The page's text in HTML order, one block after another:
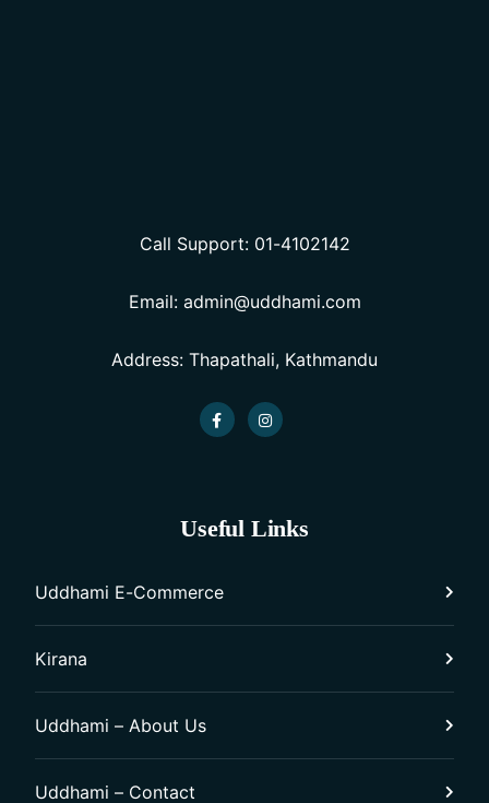
Call Support: 01-4102142
Email: admin@uddhami.com
Address: Thapathali, Kathmandu
Useful Links
Uddhami E-Commerce
Kirana
Uddhami – About Us
Uddhami – Contact